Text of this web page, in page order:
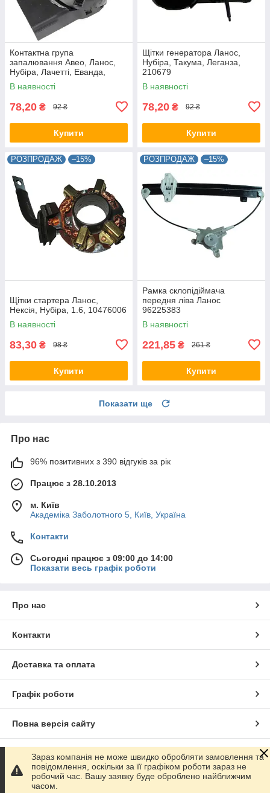
Контактна група
запалювання Авео, Ланос,
Нубіра, Лачетті, Еванда,
96238726
В наявності
78,20 ₴ 92 ₴
Купити
Щітки генератора Ланос,
Нубіра, Такума, Леганза,
210679
В наявності
78,20 ₴ 92 ₴
Купити
РОЗПРОДАЖ –15%
Щітки стартера Ланос,
Нексія, Нубіра, 1.6, 10476006
В наявності
83,30 ₴ 98 ₴
Купити
РОЗПРОДАЖ –15%
Рамка склопідіймача
передня ліва Ланос
96225383
В наявності
221,85 ₴ 261 ₴
Купити
Показати ще
Про нас
96% позитивних з 390 відгуків за рік
Працює з 28.10.2013
м. Київ
Академіка Заболотного 5, Київ, Україна
Контакти
Сьогодні працює з 09:00 до 14:00
Показати весь графік роботи
Про нас
Контакти
Доставка та оплата
Графік роботи
Повна версія сайту
Сайт створено на маркетплейсі Prom.ua
Політика конфіденційності
Зараз компанія не може швидко обробляти замовлення та
повідомлення, оскільки за її графіком роботи зараз не
робочий час. Вашу заявку буде оброблено найближчим
часом.